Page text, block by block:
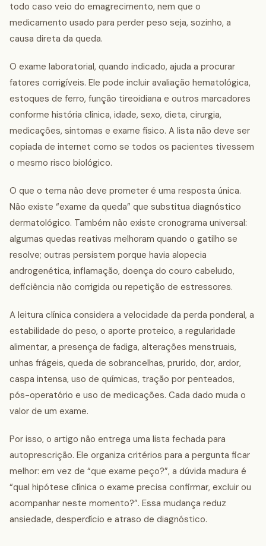
todo caso veio do emagrecimento, nem que o
medicamento usado para perder peso seja, sozinho, a
causa direta da queda.
O exame laboratorial, quando indicado, ajuda a procurar
fatores corrigíveis. Ele pode incluir avaliação hematológica,
estoques de ferro, função tireoidiana e outros marcadores
conforme história clínica, idade, sexo, dieta, cirurgia,
medicações, sintomas e exame físico. A lista não deve ser
copiada de internet como se todos os pacientes tivessem
o mesmo risco biológico.
O que o tema não deve prometer é uma resposta única.
Não existe “exame da queda” que substitua diagnóstico
dermatológico. Também não existe cronograma universal:
algumas quedas reativas melhoram quando o gatilho se
resolve; outras persistem porque havia alopecia
androgenética, inflamação, doença do couro cabeludo,
deficiência não corrigida ou repetição de estressores.
A leitura clínica considera a velocidade da perda ponderal, a
estabilidade do peso, o aporte proteico, a regularidade
alimentar, a presença de fadiga, alterações menstruais,
unhas frágeis, queda de sobrancelhas, prurido, dor, ardor,
caspa intensa, uso de químicas, tração por penteados,
pós-operatório e uso de medicações. Cada dado muda o
valor de um exame.
Por isso, o artigo não entrega uma lista fechada para
autoprescrição. Ele organiza critérios para a pergunta ficar
melhor: em vez de “que exame peço?”, a dúvida madura é
“qual hipótese clínica o exame precisa confirmar, excluir ou
acompanhar neste momento?”. Essa mudança reduz
ansiedade, desperdício e atraso de diagnóstico.